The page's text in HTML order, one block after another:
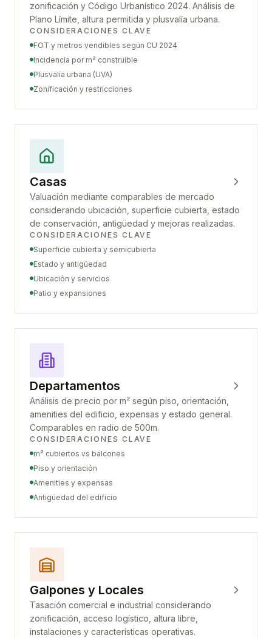
zonificación y Código Urbanístico 2024. Análisis de
Plano Límite, altura permitida y plusvalía urbana.
CONSIDERACIONES CLAVE
FOT y metros vendibles según CU 2024
Incidencia por m² construible
Plusvalía urbana (UVA)
Zonificación y restricciones
Casas
Valuación mediante comparables de mercado
considerando ubicación, superficie cubierta, estado
de conservación, antigüedad y mejoras realizadas.
CONSIDERACIONES CLAVE
Superficie cubierta y semicubierta
Estado y antigüedad
Ubicación y servicios
Patio y expansiones
Departamentos
Análisis de precio por m² según piso, orientación,
amenities del edificio, expensas y estado general.
Comparables en radio de 500m.
CONSIDERACIONES CLAVE
m² cubiertos vs balcones
Piso y orientación
Amenities y expensas
Antigüedad del edificio
Galpones y Locales
Tasación comercial e industrial considerando
zonificación, acceso logístico, altura libre,
instalaciones y características operativas.